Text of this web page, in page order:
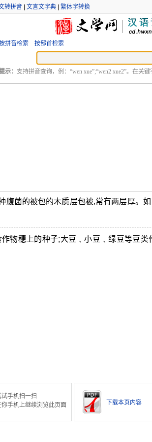
转拼音| 文言文字典| 繁体字转换
拼音检索 按部首检索
示： 支持拼音查询，例：“wen xue”;“wen2 xue2”。在关
腹菌的被包的木质层包被,常有两层厚。
物穗上的种子;大豆﹑小豆﹑绿豆等豆类
试手机扫一扫
你手机上继续浏览此页面
下载本页内容